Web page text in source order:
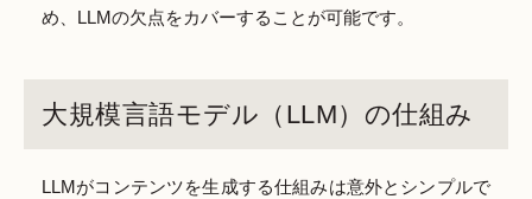
め、LLMの欠点をカバーすることが可能です。
大規模言語モデル（LLM）の仕組み
LLMがコンテンツを生成する仕組みは意外とシンプルで